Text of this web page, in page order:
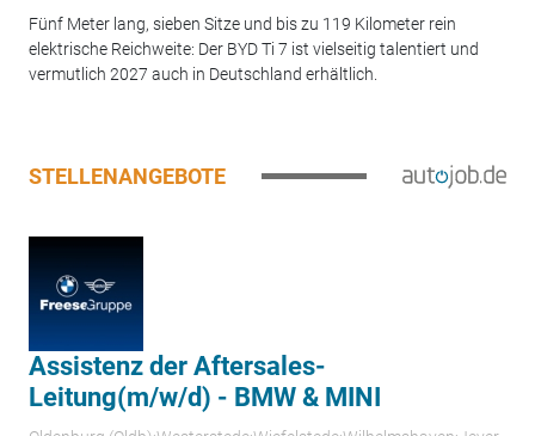
Fünf Meter lang, sieben Sitze und bis zu 119 Kilometer rein
elektrische Reichweite: Der BYD Ti 7 ist vielseitig talentiert und
vermutlich 2027 auch in Deutschland erhältlich.
STELLENANGEBOTE
Assistenz der Aftersales-
Leitung(m/w/d) - BMW & MINI